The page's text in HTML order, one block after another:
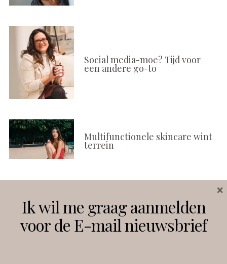
Social media-moe? Tijd voor
een andere go-to
Multifunctionele skincare wint
terrein
Instagram Facebook
Ik wil me graag aanmelden
voor de E-mail nieuwsbrief
×